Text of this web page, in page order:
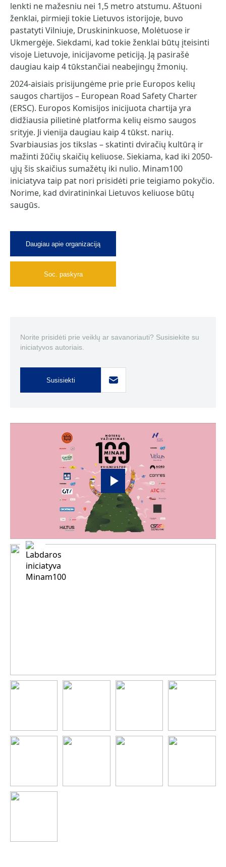
lenkti ne mažesniu nei 1,5 metro atstumu. Aštuoni
ženklai, pirmieji tokie Lietuvos istorijoje, buvo
pastatyti Vilniuje, Druskininkuose, Molėtuose ir
Ukmergėje. Siekdami, kad tokie ženklai būtų įteisinti
visoje Lietuvoje, inicijavome peticiją. Ją pasirašė
daugiau kaip 4 tūkstančiai neabejingų žmonių.
2024-aisiais prisijungėme prie prie Europos kelių
saugos chartijos – European Road Safety Charter
(ERSC). Europos Komisijos inicijuota chartija yra
didžiausia pilietinė platforma kelių eismo saugos
srityje. Ji vienija daugiau kaip 4 tūkst. narių.
Svarbiausias jos tikslas – skatinti dviračių kultūrą ir
mažinti žūčių skaičių keliuose. Siekiama, kad iki 2050-
ųjų šis skaičius sumažėtų iki nulio. Minam100
iniciatyva taip pat nori prisidėti prie teigiamo pokyčio.
Norime, kad dviratininkai Lietuvos keliuose būtų
saugūs.
Daugiau apie organizaciją
Soc. paskyra
Norite prisidėti prie veiklų ar savanoriauti? Susisiekite su
iniciatyvos autoriais.
Susisiekti